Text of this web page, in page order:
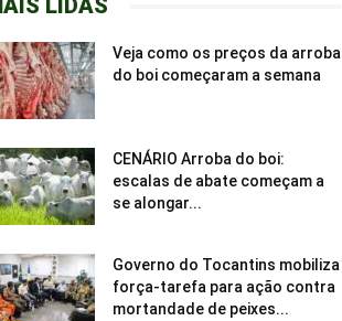
LIDAS
Veja como os preços da arroba
do boi começaram a semana
CENÁRIO Arroba do boi:
escalas de abate começam a
se alongar...
Governo do Tocantins mobiliza
força-tarefa para ação contra
mortandade de peixes...